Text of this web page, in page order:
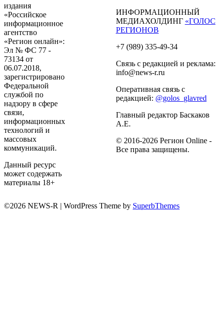
издания
«Российское
информационное
агентство
«Регион онлайн»:
Эл № ФС 77 -
73134 от
06.07.2018,
зарегистрировано
Федеральной
службой по
надзору в сфере
связи,
информационных
технологий и
массовых
коммуникаций.
Данный ресурс
может содержать
материалы 18+
ИНФОРМАЦИОННЫЙ
МЕДИАХОЛДИНГ «ГОЛОС
РЕГИОНОВ
+7 (989) 335-49-34
Связь с редакцией и реклама:
info@news-r.ru
Оперативная связь с
редакцией: @golos_glavred
Главный редактор Баскаков
А.Е.
© 2016-2026 Регион Online -
Все права защищены.
©2026 NEWS-R | WordPress Theme by SuperbThemes